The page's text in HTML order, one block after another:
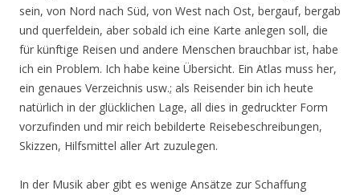
sein, von Nord nach Süd, von West nach Ost, bergauf, bergab
und querfeldein, aber sobald ich eine Karte anlegen soll, die
für künftige Reisen und andere Menschen brauchbar ist, habe
ich ein Problem. Ich habe keine Übersicht. Ein Atlas muss her,
ein genaues Verzeichnis usw.; als Reisender bin ich heute
natürlich in der glücklichen Lage, all dies in gedruckter Form
vorzufinden und mir reich bebilderte Reisebeschreibungen,
Skizzen, Hilfsmittel aller Art zuzulegen.
In der Musik aber gibt es wenige Ansätze zur Schaffung